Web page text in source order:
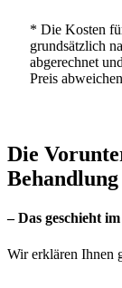
* Die Kosten
grundsätzlich
abgerechnet
Preis
Die
Behandlung
– Das geschieht
Wir erklären Ihnen